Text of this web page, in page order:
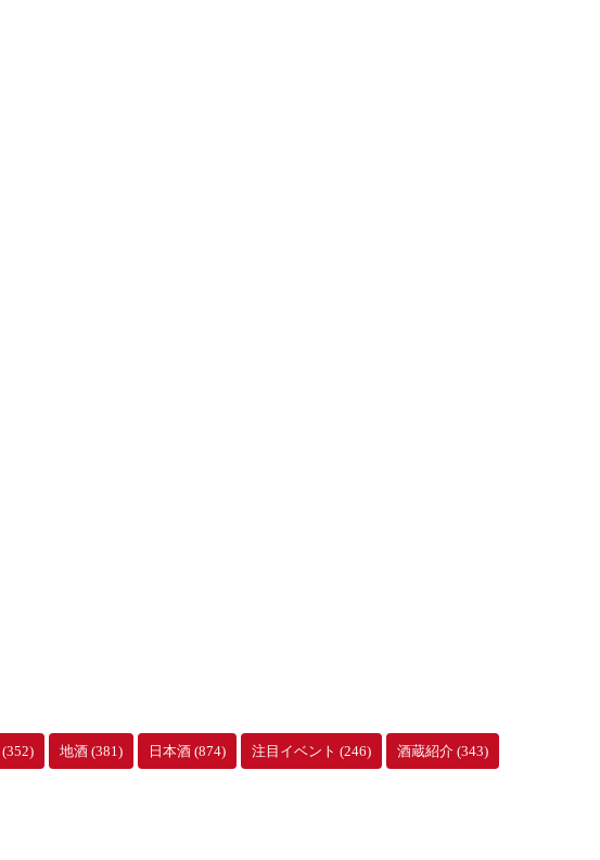
(352) 地酒 (381) 日本酒 (874) 注目イベント (246) 酒蔵紹介 (343)